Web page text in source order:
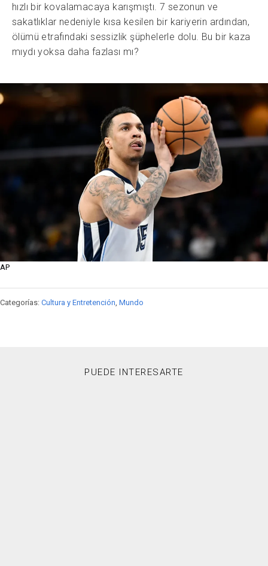
hızlı bir kovalamacaya karışmıştı. 7 sezonun ve
sakatlıklar nedeniyle kısa kesilen bir kariyerin ardından,
ölümü etrafındaki sessizlik şüphelerle dolu. Bu bir kaza
mıydı yoksa daha fazlası mı?
AP
Categorías: Cultura y Entretención, Mundo
PUEDE INTERESARTE